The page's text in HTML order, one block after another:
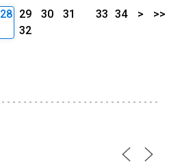
28 29 30
31
32
33 34 > >>